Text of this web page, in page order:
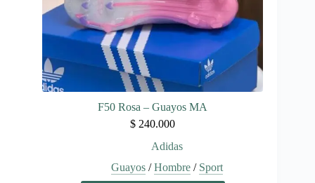
producto
F50 Rosa – Guayos MA
$ 240.000
Adidas
Guayos/Hombre/ Sport